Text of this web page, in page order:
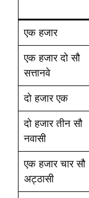
एक हजार
एक हजार दो सौ
सत्तानवे
दो हजार एक
दो हजार तीन सौ
नवासी
एक हजार चार सौ
अट्ठासी